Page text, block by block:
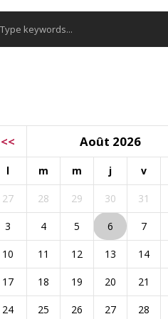
<< Août 2026
l m m j v
27 28 29 30 31
3 4 5 6 7
10 11 12 13 14
17 18 19 20 21
24 25 26 27 28